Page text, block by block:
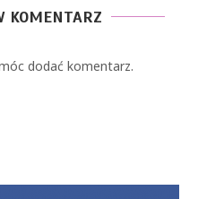
KOMENTARZ
dodać komentarz.